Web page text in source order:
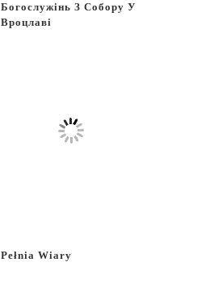
Богослужінь З Собору У
Вроцлаві
Pełnia Wiary